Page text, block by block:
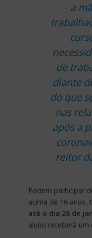
a
de
diante
do que
nas
após a
reitor
Podem participar
acima de 16 anos.
até o dia 28 de
aluno receberá